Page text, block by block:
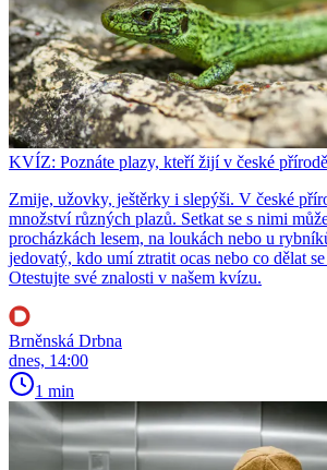
KVÍZ: Poznáte plazy, kteří žijí v české
Zmije, užovky, ještěrky i slepýši. V české
množství různých plazů. Setkat se s nimi
procházkách lesem, na loukách nebo u
jedovatý, kdo umí ztratit ocas nebo co dělat
Otestujte své znalosti v našem kvízu.
Brněnská Drbna
dnes, 14:00
1 min